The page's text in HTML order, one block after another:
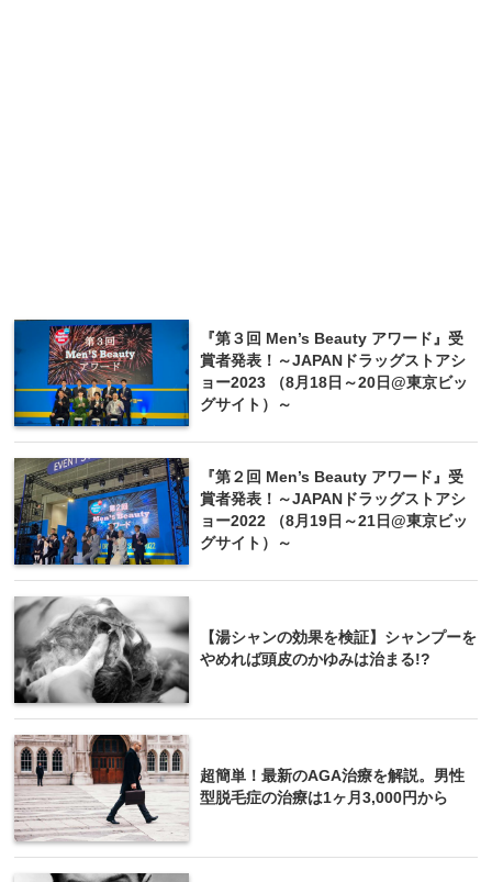
『第３回 Men’s Beauty アワード』受
賞者発表！～JAPANドラッグストアシ
ョー2023 （8月18日～20日@東京ビッ
グサイト）～
『第２回 Men’s Beauty アワード』受
賞者発表！～JAPANドラッグストアシ
ョー2022 （8月19日～21日@東京ビッ
グサイト）～
【湯シャンの効果を検証】シャンプーを
やめれば頭皮のかゆみは治まる!?
超簡単！最新のAGA治療を解説。男性
型脱毛症の治療は1ヶ月3,000円から